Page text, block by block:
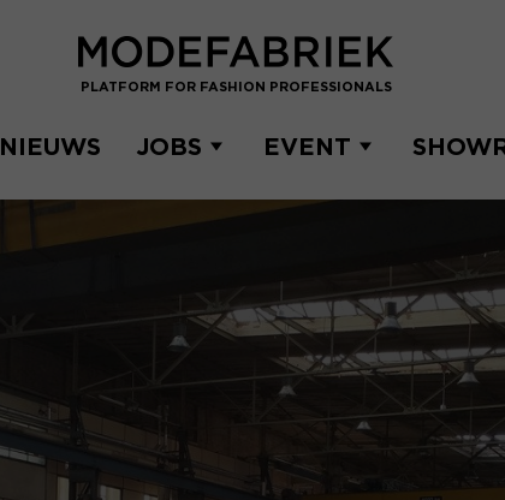
PLATFORM FOR FASHION PROFESSIONALS
NIEUWS JOBS EVENT